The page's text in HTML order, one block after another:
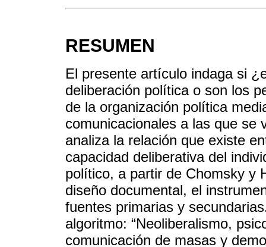
RESUMEN
El presente artículo indaga si
deliberación política o son los
de la organización política
comunicacionales a las que se
analiza la relación que existe
capacidad deliberativa del
político, a partir de Chomsky y
diseño documental, el
fuentes primarias y
algoritmo: “Neoliberalismo,
comunicación de masas y